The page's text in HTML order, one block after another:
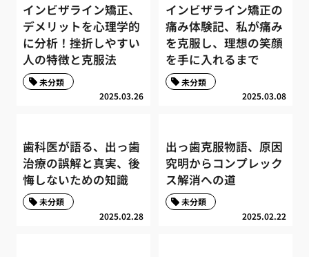
インビザライン矯正、
デメリットを心理学的
に分析！挫折しやすい
人の特徴と克服法
2025.03.26
未分類
インビザライン矯正の
痛み体験記、私が痛み
を克服し、理想の笑顔
を手に入れるまで
2025.03.08
未分類
歯科医が語る、出っ歯
治療の誤解と真実、後
悔しないための知識
2025.02.28
未分類
出っ歯克服物語、原因
究明からコンプレック
ス解消への道
2025.02.22
未分類